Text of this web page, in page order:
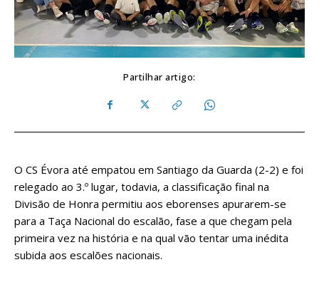
Partilhar artigo:
O CS Évora até empatou em Santiago da Guarda (2-2) e foi
relegado ao 3.º lugar, todavia, a classificação final na
Divisão de Honra permitiu aos eborenses apurarem-se
para a Taça Nacional do escalão, fase a que chegam pela
primeira vez na história e na qual vão tentar uma inédita
subida aos escalões nacionais.